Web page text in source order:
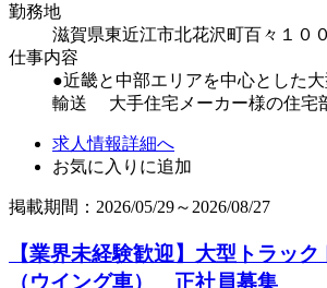
勤務地
滋賀県東近江市北花沢町百々１００
仕事内容
●近畿と中部エリアを中心とした
輸送 大手住宅メーカー様の住宅
求人情報詳細へ
お気に入りに追加
掲載期間：2026/05/29～2026/08/27
【業界未経験歓迎】大型トラッ
（ウイング車） 正社員募集